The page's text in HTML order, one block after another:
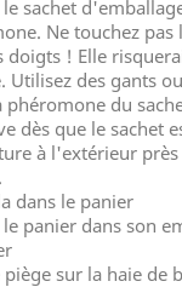
sachet
Ne touchez
doigts ! Elle
Utilisez des gants
phéromone du
dès que le sachet
à l'extérieur
dans le panier
panier dans son
piège sur la haie de